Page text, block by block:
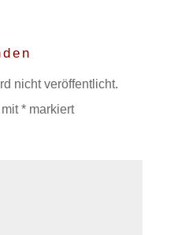
nicht veröffentlicht.
*markiert